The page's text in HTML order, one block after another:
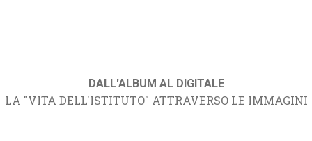
DALL'ALBUM AL DIGITALE
LA "VITA DELL'ISTITUTO" ATTRAVERSO LE IMMAGINI